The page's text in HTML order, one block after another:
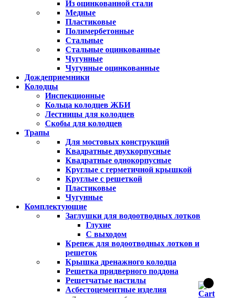
Из оцинкованной стали
Медные
Пластиковые
Полимербетонные
Стальные
Стальные оцинкованные
Чугунные
Чугунные оцинкованные
Дождеприемники
Колодцы
Инспекционные
Кольца колодцев ЖБИ
Лестницы для колодцев
Скобы для колодцев
Трапы
Для мостовых конструкций
Квадратные двухкорпусные
Квадратные однокорпусные
Круглые с герметичной крышкой
Круглые с решеткой
Пластиковые
Чугунные
Комплектующие
Заглушки для водоотводных лотков
Глухие
С выходом
Крепеж для водоотводных лотков и
решеток
Крышка дренажного колодца
Решетка придверного поддона
Решетчатые настилы
Асбестоцементные изделия